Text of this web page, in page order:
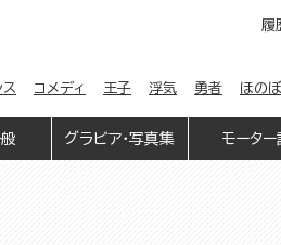
履
ス コメディ 王子 浮気 勇者 ほの
グラビア・写真集 モーター